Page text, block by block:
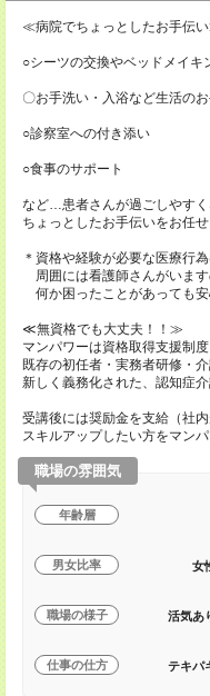
≪病院でちょっとしたお手伝
○シーツの交換やベッドメイキ
〇お手洗い・入浴など生活の
○診察室への付き添い
○食事のサポート
など…患者さんが過ごしやすく
ちょっとしたお手伝いをお任せ
＊資格や経験が必要な医療行為
周囲には看護師さんがいます
何か困ったことがあっても安
≪無資格でも大丈夫！！≫
マンパワーは資格取得支援制度
既存の初任者・実務者研修・
新しく義務化された、認知症
受講後には奨励金を支給（社内
スキルアップしたい方をマン
職場の雰囲気
年齢層
男女比率 女
職場の様子 活気あ
仕事の仕方 テキパ